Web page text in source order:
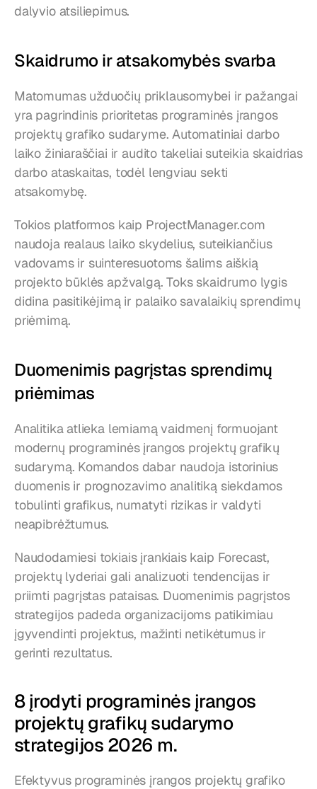
dalyvio atsiliepimus.
Skaidrumo ir atsakomybės svarba
Matomumas užduočių priklausomybei ir pažangai
yra pagrindinis prioritetas programinės įrangos
projektų grafiko sudaryme. Automatiniai darbo
laiko žiniaraščiai ir audito takeliai suteikia skaidrias
darbo ataskaitas, todėl lengviau sekti
atsakomybę.
Tokios platformos kaip ProjectManager.com
naudoja realaus laiko skydelius, suteikiančius
vadovams ir suinteresuotoms šalims aiškią
projekto būklės apžvalgą. Toks skaidrumo lygis
didina pasitikėjimą ir palaiko savalaikių sprendimų
priėmimą.
Duomenimis pagrįstas sprendimų
priėmimas
Analitika atlieka lemiamą vaidmenį formuojant
modernų programinės įrangos projektų grafikų
sudarymą. Komandos dabar naudoja istorinius
duomenis ir prognozavimo analitiką siekdamos
tobulinti grafikus, numatyti rizikas ir valdyti
neapibrėžtumus.
Naudodamiesi tokiais įrankiais kaip Forecast,
projektų lyderiai gali analizuoti tendencijas ir
priimti pagrįstas pataisas. Duomenimis pagrįstos
strategijos padeda organizacijoms patikimiau
įgyvendinti projektus, mažinti netikėtumus ir
gerinti rezultatus.
8 įrodyti programinės įrangos
projektų grafikų sudarymo
strategijos 2026 m.
Efektyvus programinės įrangos projektų grafiko